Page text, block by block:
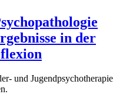
in der
und Jugendpsychotherapie